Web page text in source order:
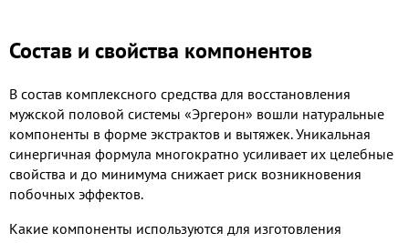
Состав и свойства компонентов
В состав комплексного средства для восстановления
мужской половой системы «Эргерон» вошли натуральные
компоненты в форме экстрактов и вытяжек. Уникальная
синергичная формула многократно усиливает их целебные
свойства и до минимума снижает риск возникновения
побочных эффектов.
Какие компоненты используются для изготовления